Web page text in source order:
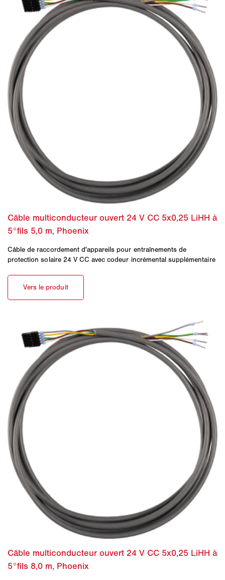
Câble de raccordement d'appareils pour entraînements de
protection solaire 24 V CC avec codeur incrémental supplémentaire